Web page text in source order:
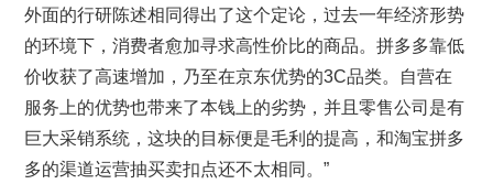
外面的行研陈述相同得出了这个定论，过去一年经济形势
的环境下，消费者愈加寻求高性价比的商品。拼多多靠低
价收获了高速增加，乃至在京东优势的3C品类。自营在
服务上的优势也带来了本钱上的劣势，并且零售公司是有
巨大采销系统，这块的目标便是毛利的提高，和淘宝拼多
多的渠道运营抽买卖扣点还不太相同。”